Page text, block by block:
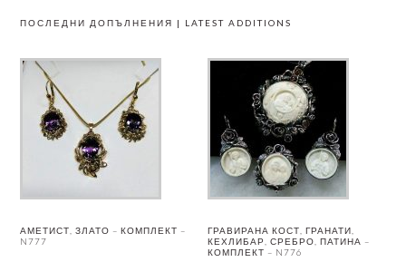
ПОСЛЕДНИ ДОПЪЛНЕНИЯ | LATEST ADDITIONS
АМЕТИСТ, ЗЛАТО – КОМПЛЕКТ –
N777
ГРАВИРАНА КОСТ, ГРАНАТИ,
КЕХЛИБАР, СРЕБРО, ПАТИНА –
КОМПЛЕКТ – N776